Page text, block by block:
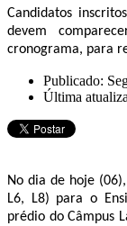
Candidatos
devem
cronograma, para
Publicado:
Última
No dia de hoje
L6, L8) para o
prédio do Câmpus